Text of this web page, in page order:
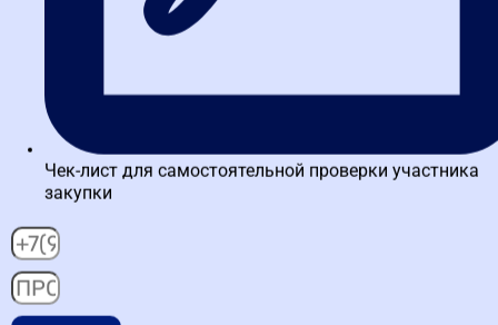
Чек-лист для самостоятельной проверки участника
закупки
Написать в ВК